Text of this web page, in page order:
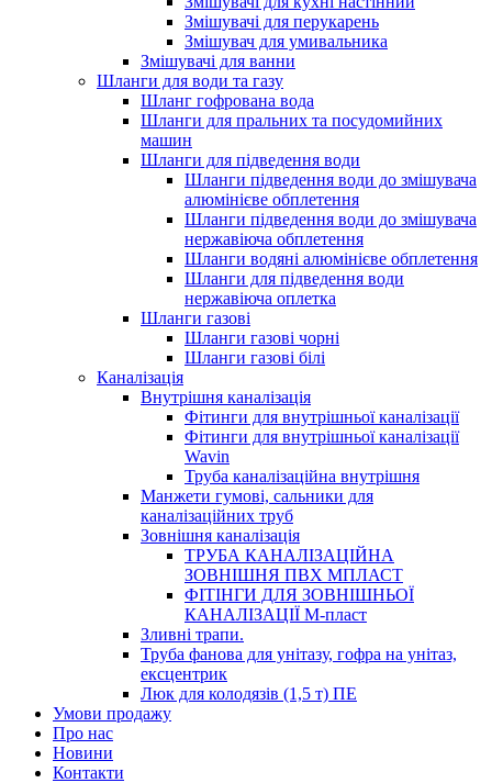
Змішувачі для перукарень
Змішувач для умивальника
Змішувачі для ванни
Шланги для води та газу
Шланг гофрована вода
Шланги для пральних та посудомийних
машин
Шланги для підведення води
Шланги підведення води до змішувача
алюмінієве обплетення
Шланги підведення води до змішувача
нержавіюча обплетення
Шланги водяні алюмінієве обплетення
Шланги для підведення води
нержавіюча оплетка
Шланги газові
Шланги газові чорні
Шланги газові білі
Каналізація
Внутрішня каналізація
Фітинги для внутрішньої каналізації
Фітинги для внутрішньої каналізації
Wavin
Труба каналізаційна внутрішня
Манжети гумові, сальники для
каналізаційних труб
Зовнішня каналізація
ТРУБА КАНАЛІЗАЦІЙНА
ЗОВНІШНЯ ПВХ МПЛАСТ
ФІТІНГИ ДЛЯ ЗОВНІШНЬОЇ
КАНАЛІЗАЦІЇ М-пласт
Зливні трапи.
Труба фанова для унітазу, гофра на унітаз,
ексцентрик
Люк для колодязів (1,5 т) ПЕ
Умови продажу
Про нас
Новини
Контакти